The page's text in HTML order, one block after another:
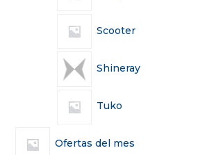
Scooter
Shineray
Tuko
Ofertas del mes